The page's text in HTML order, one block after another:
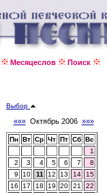
Месяцеслов
Поиск
Выбор
«««Октябрь 2006 »»»
Пн Вт Ср Чт Пт Сб Вс
1
2
3 4 5 6 7
8
9
10 11 12 13 14
15
16
17 18 19 20 21
22